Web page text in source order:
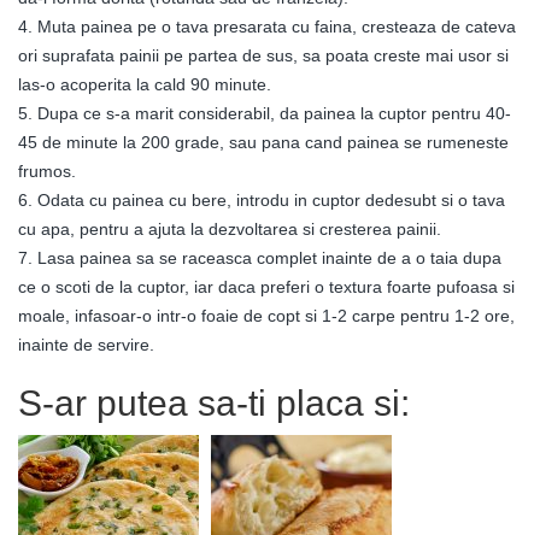
4. Muta painea pe o tava presarata cu faina, cresteaza de cateva
ori suprafata painii pe partea de sus, sa poata creste mai usor si
las-o acoperita la cald 90 minute.
5. Dupa ce s-a marit considerabil, da painea la cuptor pentru 40-
45 de minute la 200 grade, sau pana cand painea se rumeneste
frumos.
6. Odata cu painea cu bere, introdu in cuptor dedesubt si o tava
cu apa, pentru a ajuta la dezvoltarea si cresterea painii.
7. Lasa painea sa se raceasca complet inainte de a o taia dupa
ce o scoti de la cuptor, iar daca preferi o textura foarte pufoasa si
moale, infasoar-o intr-o foaie de copt si 1-2 carpe pentru 1-2 ore,
inainte de servire.
S-ar putea sa-ti placa si: